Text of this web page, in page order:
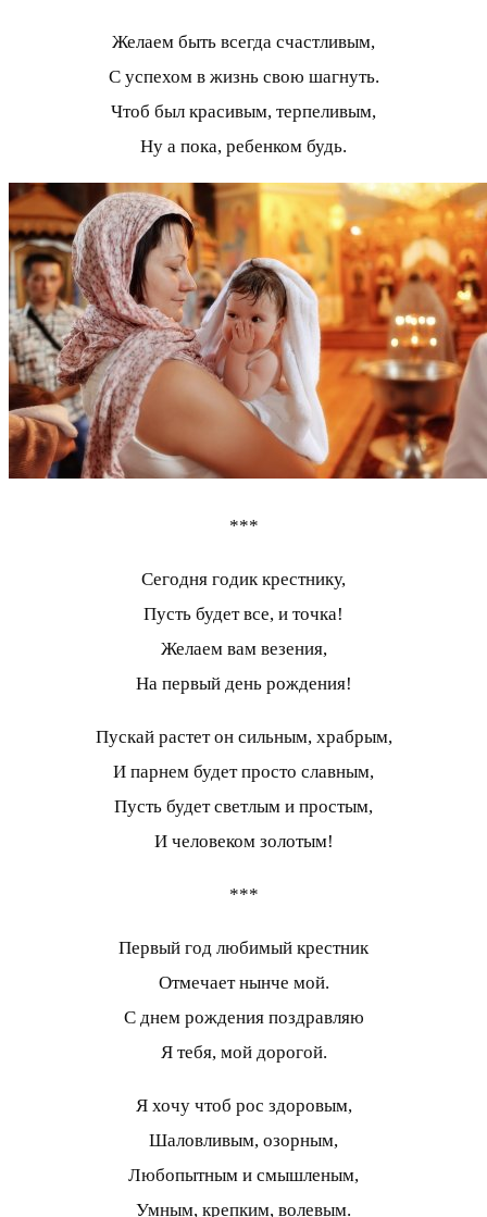
Желаем быть всегда счастливым,
С успехом в жизнь свою шагнуть.
Чтоб был красивым, терпеливым,
Ну а пока, ребенком будь.
***
Сегодня годик крестнику,
Пусть будет все, и точка!
Желаем вам везения,
На первый день рождения!
Пускай растет он сильным, храбрым,
И парнем будет просто славным,
Пусть будет светлым и простым,
И человеком золотым!
***
Первый год любимый крестник
Отмечает нынче мой.
С днем рождения поздравляю
Я тебя, мой дорогой.
Я хочу чтоб рос здоровым,
Шаловливым, озорным,
Любопытным и смышленым,
Умным, крепким, волевым.